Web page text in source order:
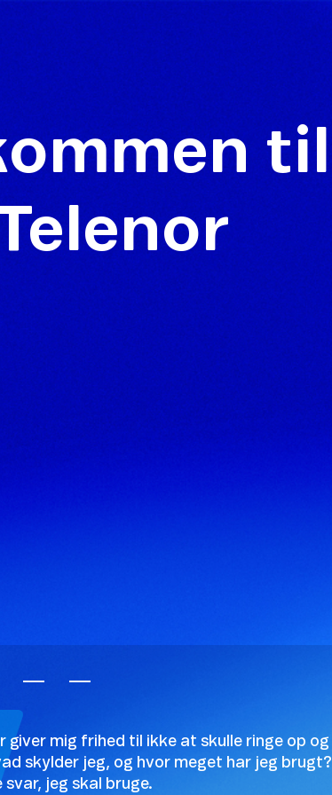
til
giver mig frihed til ikke at skulle ringe op og
skylder jeg, og hvor meget har jeg brugt?
svar, jeg skal bruge.